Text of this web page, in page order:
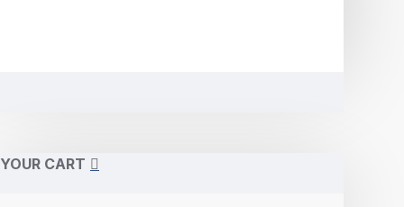
YOUR CART